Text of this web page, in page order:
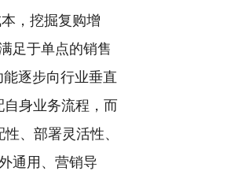
，挖掘复购增
足于单点的销售
逐步向行业垂直
身业务流程，而
、部署灵活性、
通用、营销导